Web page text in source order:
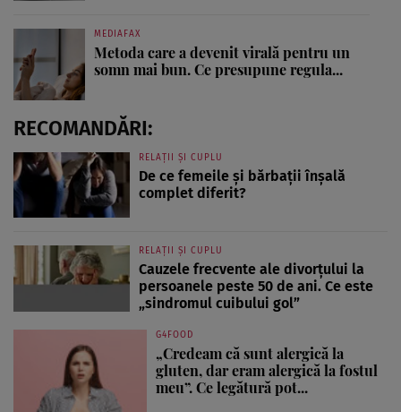
MEDIAFAX
Metoda care a devenit virală pentru un
somn mai bun. Ce presupune regula...
RECOMANDĂRI:
RELAȚII ȘI CUPLU
De ce femeile și bărbații înșală
complet diferit?
RELAȚII ȘI CUPLU
Cauzele frecvente ale divorțului la
persoanele peste 50 de ani. Ce este
„sindromul cuibului gol”
G4FOOD
„Credeam că sunt alergică la
gluten, dar eram alergică la fostul
meu”. Ce legătură pot...